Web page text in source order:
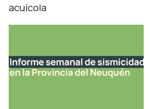
acuícola